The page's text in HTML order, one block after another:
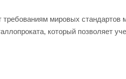
требованиям мировых
который позволяет